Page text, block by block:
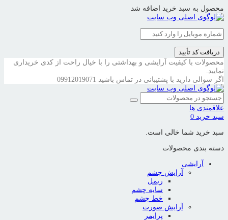
محصول به سبد خرید اضافه شد
دریافت کد تأیید
محصولات با کیفیت آرایشی و بهداشتی را با خیال راحت از کدی خریداری
نمایید.
اگر سوالی دارید با پشتیبانی در تماس باشید 09912019071
علاقمندی ها
سبد خرید 0
سبد خرید شما خالی است.
دسته بندی محصولات
آرایشی
آرایش چشم
ریمل
سایه چشم
خط چشم
آرایش صورت
پرایمر